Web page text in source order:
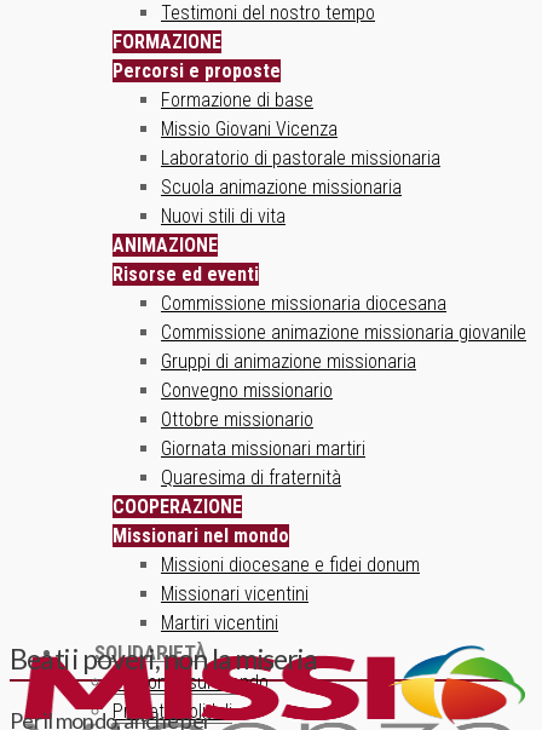
Testimoni del nostro tempo
FORMAZIONE
Percorsi e proposte
Formazione di base
Missio Giovani Vicenza
Laboratorio di pastorale missionaria
Scuola animazione missionaria
Nuovi stili di vita
ANIMAZIONE
Risorse ed eventi
Commissione missionaria diocesana
Commissione animazione missionaria giovanile
Gruppi di animazione missionaria
Convegno missionario
Ottobre missionario
Giornata missionari martiri
Quaresima di fraternità
COOPERAZIONE
Missionari nel mondo
Missioni diocesane e fidei donum
Missionari vicentini
Martiri vicentini
SOLIDARIETÀ
Un ponte sul mondo
Progetti solidali
Beati i poveri, non la miseria
Per il mondo, anche per